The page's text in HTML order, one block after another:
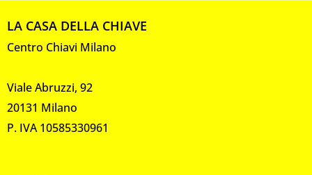
LA CASA DELLA CHIAVE
Centro Chiavi Milano
Viale Abruzzi, 92
20131 Milano
P. IVA 10585330961